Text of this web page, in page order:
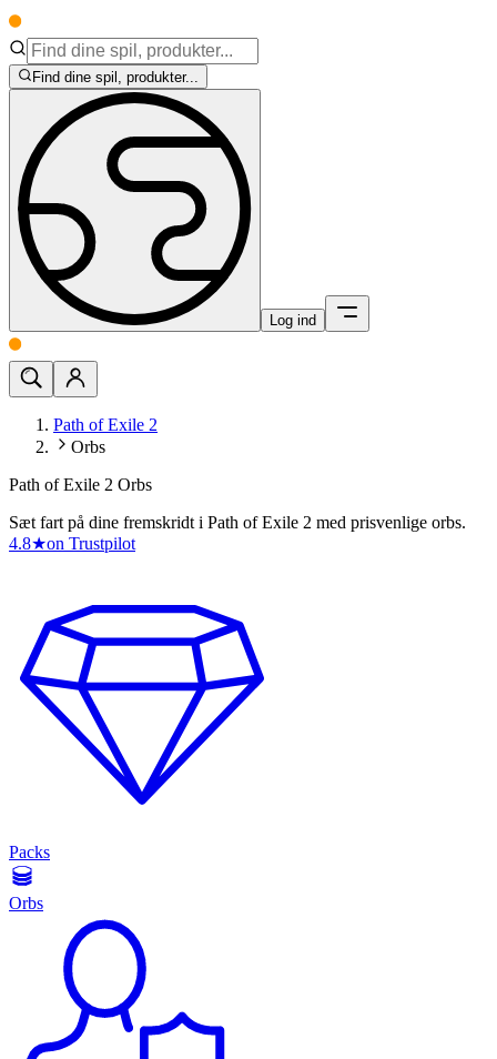
Find dine spil, produkter...
Log ind
Path of Exile 2
Orbs
Path of Exile 2 Orbs
Sæt fart på dine fremskridt i Path of Exile 2 med prisvenlige orbs.
4.8★on Trustpilot
Packs
Orbs